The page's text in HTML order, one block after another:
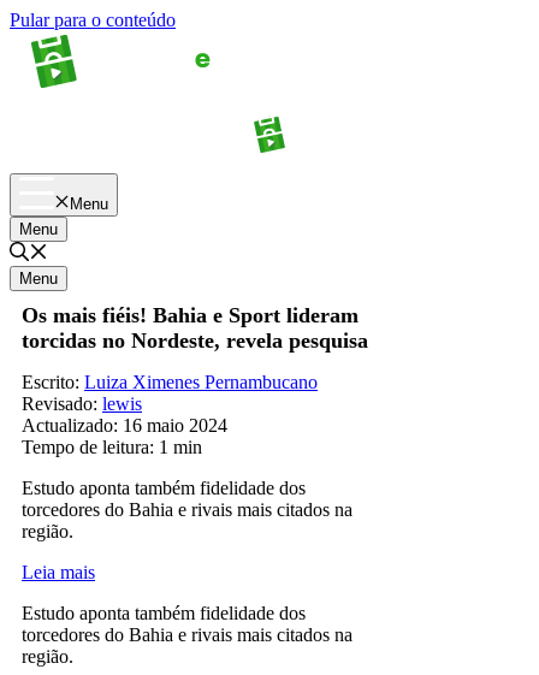
Pular para o conteúdo
Menu
Menu
Menu
Os mais fiéis! Bahia e Sport lideram
torcidas no Nordeste, revela pesquisa
Escrito: Luiza Ximenes Pernambucano
Revisado: lewis
Actualizado: 16 maio 2024
Tempo de leitura: 1 min
Estudo aponta também fidelidade dos
torcedores do Bahia e rivais mais citados na
região.
Leia mais
Estudo aponta também fidelidade dos
torcedores do Bahia e rivais mais citados na
região.